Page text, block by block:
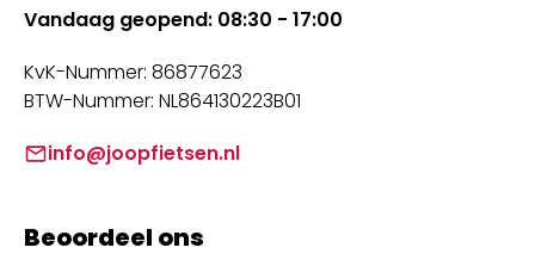
Vandaag geopend: 08:30 - 17:00
KvK-Nummer: 86877623
BTW-Nummer: NL864130223B01
info@joopfietsen.nl
Beoordeel ons